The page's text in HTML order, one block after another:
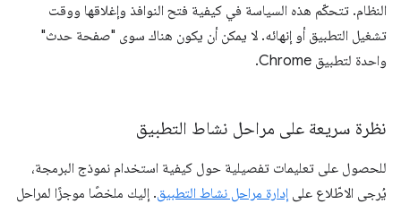
النظام. تتحكّم هذه السياسة في كيفية فتح النوافذ وإغلاقها ووقت
تشغيل التطبيق أو إنهائه. لا يمكن أن يكون هناك سوى "صفحة حدث"
واحدة لتطبيق Chrome.
نظرة سريعة على مراحل نشاط التطبيق
للحصول على تعليمات تفصيلية حول كيفية استخدام نموذج البرمجة،
يُرجى الاطّلاع على إدارة مراحل نشاط التطبيق. إليك ملخصًا موجزًا لمراحل